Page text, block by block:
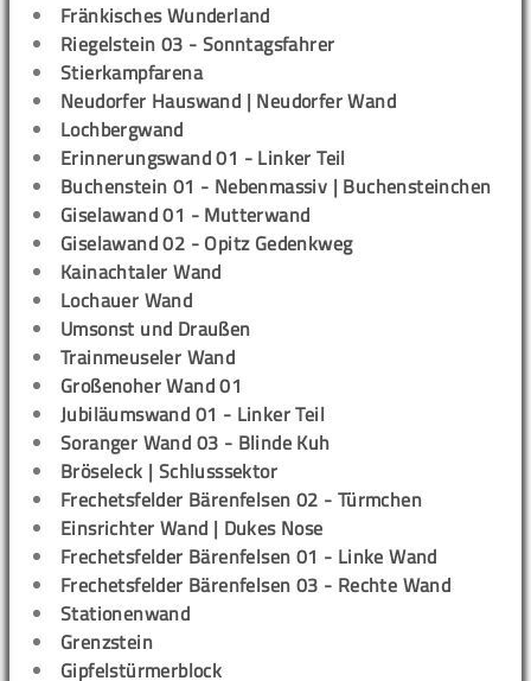
Fränkisches Wunderland
Riegelstein 03 - Sonntagsfahrer
Stierkampfarena
Neudorfer Hauswand | Neudorfer Wand
Lochbergwand
Erinnerungswand 01 - Linker Teil
Buchenstein 01 - Nebenmassiv | Buchensteinchen
Giselawand 01 - Mutterwand
Giselawand 02 - Opitz Gedenkweg
Kainachtaler Wand
Lochauer Wand
Umsonst und Draußen
Trainmeuseler Wand
Großenoher Wand 01
Jubiläumswand 01 - Linker Teil
Soranger Wand 03 - Blinde Kuh
Bröseleck | Schlusssektor
Frechetsfelder Bärenfelsen 02 - Türmchen
Einsrichter Wand | Dukes Nose
Frechetsfelder Bärenfelsen 01 - Linke Wand
Frechetsfelder Bärenfelsen 03 - Rechte Wand
Stationenwand
Grenzstein
Gipfelstürmerblock